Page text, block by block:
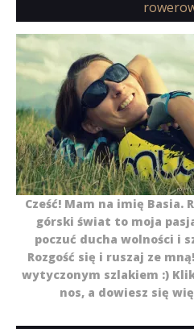
Cześć! Mam na imię Basia.
górski świat to moja
poczuć ducha wolności i
Rozgość się i ruszaj ze
wytyczonym szlakiem :)
nos, a dowiesz się